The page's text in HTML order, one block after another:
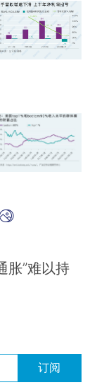
胀”难以持
订阅